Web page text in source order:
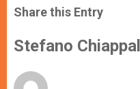
t
s
p
p
s
e
g
e
e
b
o
k
r
Share this Entry
Stefano